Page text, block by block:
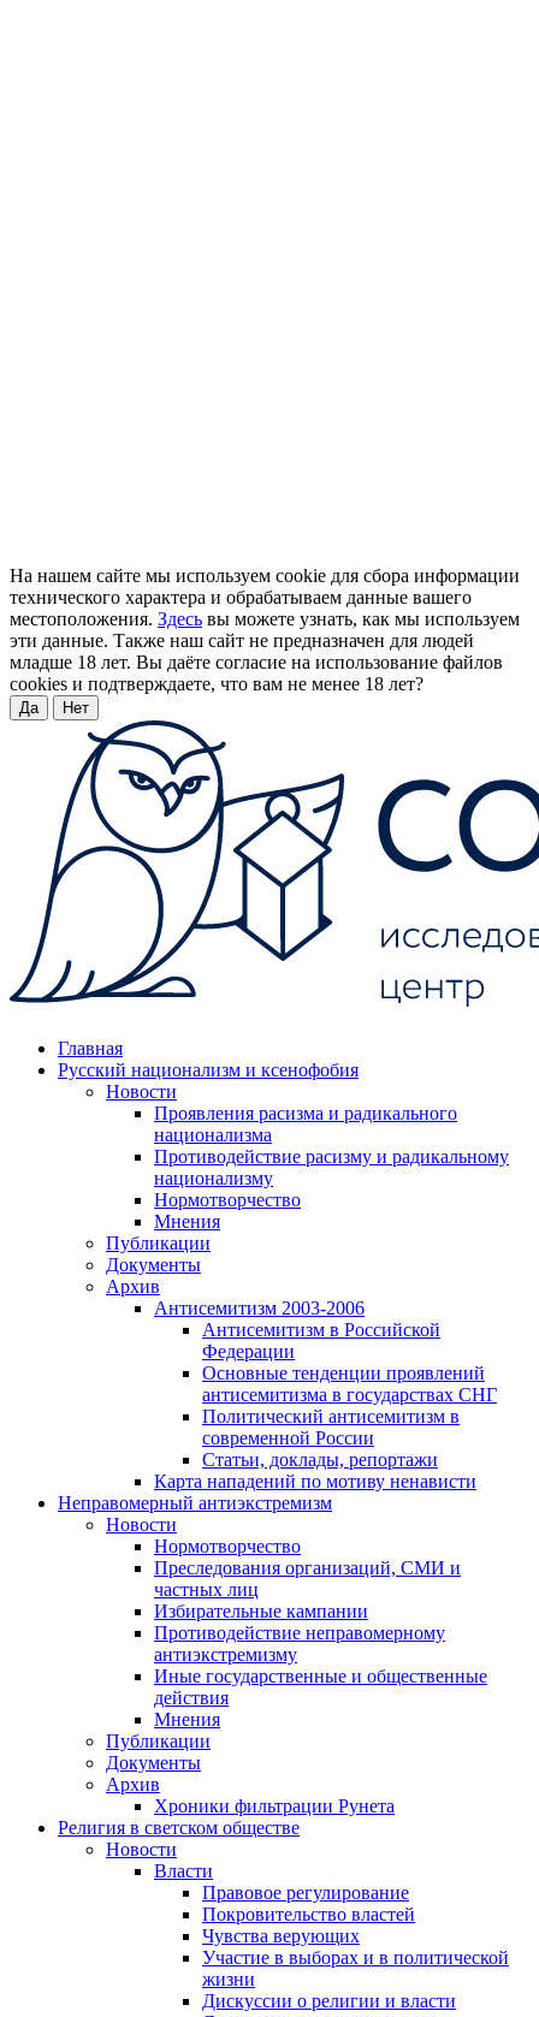
На нашем сайте мы используем cookie для сбора информации
технического характера и обрабатываем данные вашего
местоположения. Здесь вы можете узнать, как мы используем
эти данные. Также наш сайт не предназначен для людей
младше 18 лет. Вы даёте согласие на использование файлов
cookies и подтверждаете, что вам не менее 18 лет?
Да Нет
Главная
Русский национализм и ксенофобия
Новости
Проявления расизма и радикального
национализма
Противодействие расизму и радикальному
национализму
Нормотворчество
Мнения
Публикации
Документы
Архив
Антисемитизм 2003-2006
Антисемитизм в Российской
Федерации
Основные тенденции проявлений
антисемитизма в государствах СНГ
Политический антисемитизм в
современной России
Статьи, доклады, репортажи
Карта нападений по мотиву ненависти
Неправомерный антиэкстремизм
Новости
Нормотворчество
Преследования организаций, СМИ и
частных лиц
Избирательные кампании
Противодействие неправомерному
антиэкстремизму
Иные государственные и общественные
действия
Мнения
Публикации
Документы
Архив
Хроники фильтрации Рунета
Религия в светском обществе
Новости
Власти
Правовое регулирование
Покровительство властей
Чувства верующих
Участие в выборах и в политической
жизни
Дискуссии о религии и власти